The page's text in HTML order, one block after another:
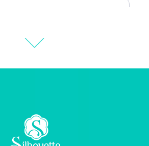
Carla Eschberger